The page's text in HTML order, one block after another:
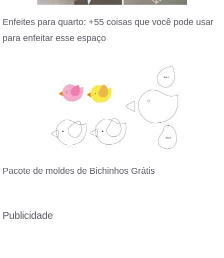
Enfeites para quarto: +55 coisas que você pode usar
para enfeitar esse espaço
Pacote de moldes de Bichinhos Grátis
Publicidade